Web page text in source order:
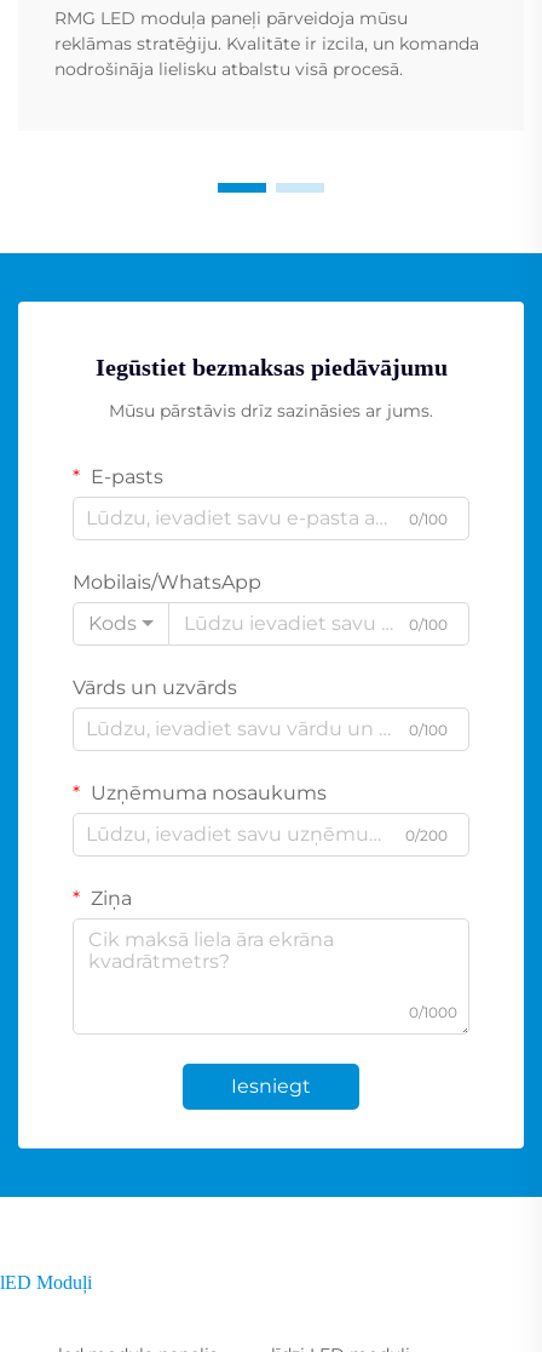
RMG LED moduļa paneļi pārveidoja mūsu
reklāmas stratēģiju. Kvalitāte ir izcila, un komanda
nodrošināja lielisku atbalstu visā procesā.
Iegūstiet bezmaksas piedāvājumu
Mūsu pārstāvis drīz sazināsies ar jums.
E-pasts
0/100
Mobilais/WhatsApp
Kods
0/100
Vārds un uzvārds
0/100
Uzņēmuma nosaukums
0/200
Ziņa
0/1000
Iesniegt
lED Moduļi